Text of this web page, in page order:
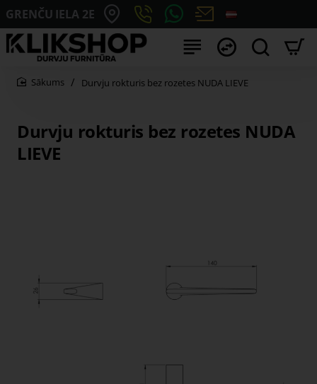
GRENČU IELA 2E
Durvju rokturis bez rozetes NUDA
LIEVE
Durvju rokturis bez rozetes NUDA LIEVE